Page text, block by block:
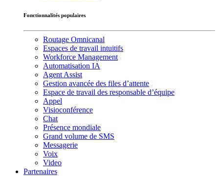
Fonctionnalités populaires
Routage Omnicanal
Espaces de travail intuitifs
Workforce Management
Automatisation IA
Agent Assist
Gestion avancée des files d’attente
Espace de travail des responsable d’équipe
Appel
Visioconférence
Chat
Présence mondiale
Grand volume de SMS
Messagerie
Voix
Video
Partenaires